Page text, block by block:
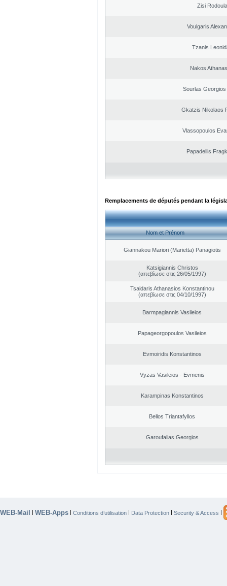
Zisi Rodoula
Voulgaris
Tzanis
Nakos
Sourlas Georgios
Gkatzis Nikolaos
Vlassopoulos
Papadellis
Remplacements de députés pendant la
Nom et Prénom
Giannakou Mariori (Marietta) Panagiotis
Katsigiannis Christos
(απεβίωσε στις 26/05/1997)
Tsaldaris Athanasios Konstantinou
(απεβίωσε στις 04/10/1997)
Barmpagiannis Vasileios
Papageorgopoulos Vasileios
Evmoiridis Konstantinos
Vyzas Vasileios - Evmenis
Karampinas Konstantinos
Bellos Triantafyllos
Garoufalias Georgios
WEB-Mail | WEB-Apps | Conditions d’utilisation | Data Protection | Security & Access |